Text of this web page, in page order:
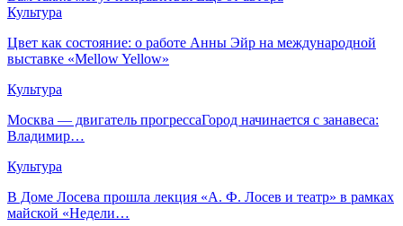
Культура
Цвет как состояние: о работе Анны Эйр на международной
выставке «Mellow Yellow»
Культура
Москва — двигатель прогрессаГород начинается с занавеса:
Владимир…
Культура
В Доме Лосева прошла лекция «А. Ф. Лосев и театр» в рамках
майской «Недели…